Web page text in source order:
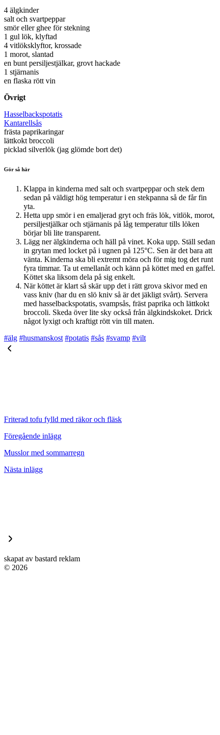
4 älgkinder
salt och svartpeppar
smör eller ghee för stekning
1 gul lök, klyftad
4 vitlöksklyftor, krossade
1 morot, slantad
en bunt persiljestjälkar, grovt hackade
1 stjärnanis
en flaska rött vin
Övrigt
Hasselbackspotatis
Kantarellsås
frästa paprikaringar
lättkokt broccoli
picklad silverlök (jag glömde bort det)
Gör så här
Klappa in kinderna med salt och svartpeppar och stek dem
sedan på väldigt hög temperatur i en stekpanna så de får fin
yta.
Hetta upp smör i en emaljerad gryt och fräs lök, vitlök, morot,
persiljestjälkar och stjärnanis på låg temperatur tills löken
börjar bli lite transparent.
Lägg ner älgkinderna och häll på vinet. Koka upp. Ställ sedan
in grytan med locket på i ugnen på 125°C. Sen är det bara att
vänta. Kinderna ska bli extremt möra och för mig tog det runt
fyra timmar. Ta ut emellanåt och känn på köttet med en gaffel.
Köttet ska liksom dela på sig enkelt.
När köttet är klart så skär upp det i rätt grova skivor med en
vass kniv (har du en slö kniv så är det jäkligt svårt). Servera
med hasselbackspotatis, svampsås, fräst paprika och lättkokt
broccoli. Skeda över lite sky också från älgkindskoket. Drick
något lyxigt och kraftigt rött vin till maten.
#älg #husmanskost #potatis #sås #svamp #vilt
Friterad tofu fylld med räkor och fläsk
Föregående inlägg
Musslor med sommarregn
Nästa inlägg
skapat av bastard reklam
© 2026